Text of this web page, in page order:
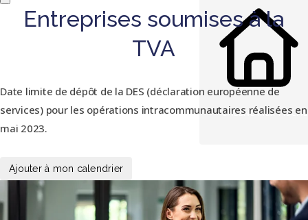
CALENDRIER FISCAL
Entreprises soumises à la
TVA
Date limite de dépôt de la DES (déclaration européenne de
services) pour les opérations intracommunautaires réalisées en
mai 2023.
Ajouter à mon calendrier